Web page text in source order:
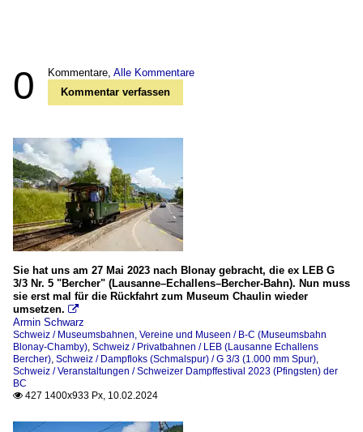
0 Kommentare, Alle Kommentare
Kommentar verfassen
Sie hat uns am 27 Mai 2023 nach Blonay gebracht, die ex LEB G
3/3 Nr. 5 "Bercher" (Lausanne–Echallens–Bercher-Bahn). Nun muss
sie erst mal für die Rückfahrt zum Museum Chaulin wieder
umsetzen. 
Armin Schwarz
Schweiz / Museumsbahnen, Vereine und Museen / B-C (Museumsbahn
Blonay-Chamby) Schweiz / Privatbahnen / LEB (Lausanne Echallens
Bercher) Schweiz / Dampfloks (Schmalspur) / G 3/3 (1.000 mm Spur)
Schweiz / Veranstaltungen / Schweizer Dampffestival 2023 (Pfingsten) der
BC
 427 1400x933 Px, 10.02.2024